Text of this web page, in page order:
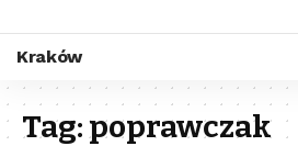
Kraków
Tag:poprawczak